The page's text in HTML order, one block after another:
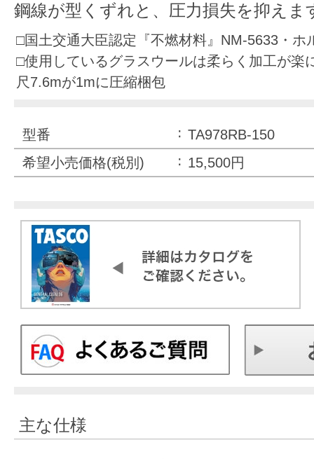
鋼線が型くずれと、圧力損失を抑えま
□国土交通大臣認定『不燃材料』NM-5633・ホ
□使用しているグラスウールは柔らく加工が
尺7.6mが1mに圧縮梱包
型番
TA978RB-150
希望小売価格(税別)
15,500円
主な仕様